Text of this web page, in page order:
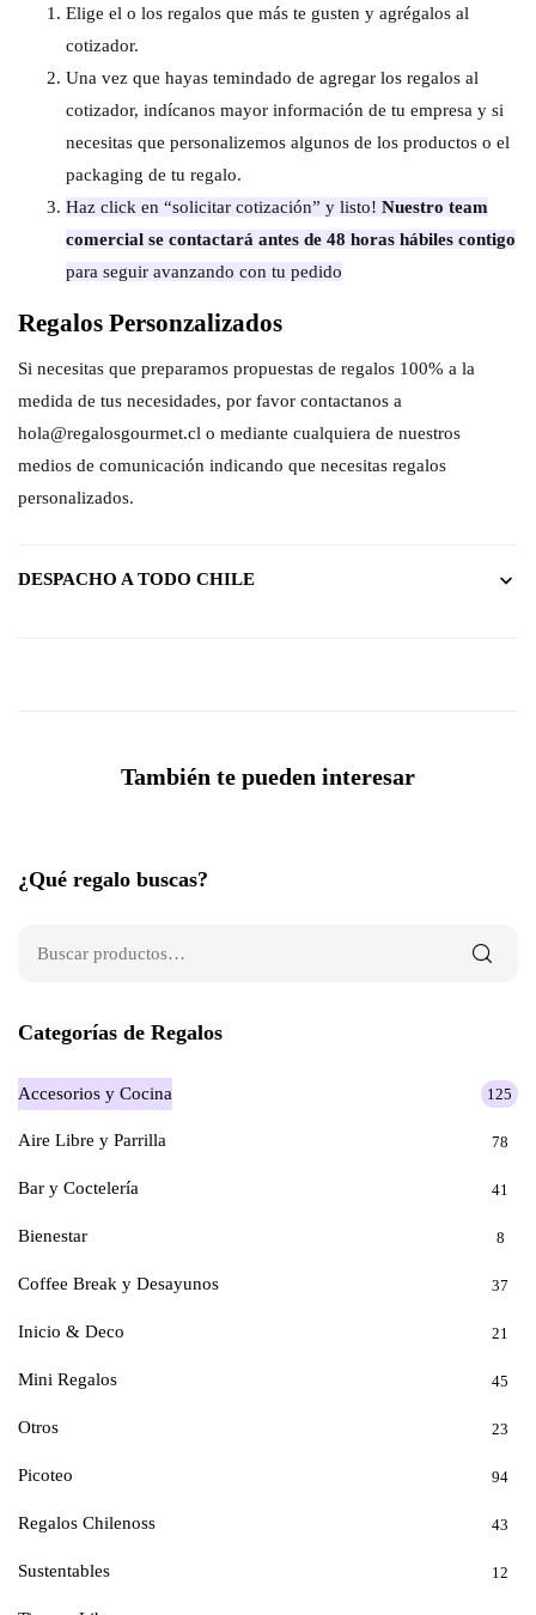
Elige el o los regalos que más te gusten y agrégalos al
cotizador.
Una vez que hayas temindado de agregar los regalos al
cotizador, indícanos mayor información de tu empresa y si
necesitas que personalizemos algunos de los productos o el
packaging de tu regalo.
Haz click en “solicitar cotización” y listo! Nuestro team
comercial se contactará antes de 48 horas hábiles contigo
para seguir avanzando con tu pedido
Regalos Personzalizados
Si necesitas que preparamos propuestas de regalos 100% a la
medida de tus necesidades, por favor contactanos a
hola@regalosgourmet.cl o mediante cualquiera de nuestros
medios de comunicación indicando que necesitas regalos
personalizados.
DESPACHO A TODO CHILE
También te pueden interesar
¿Qué regalo buscas?
Categorías de Regalos
Accesorios y Cocina 125
Aire Libre y Parrilla 78
Bar y Coctelería 41
Bienestar 8
Coffee Break y Desayunos 37
Inicio & Deco 21
Mini Regalos 45
Otros 23
Picoteo 94
Regalos Chilenoss 43
Sustentables 12